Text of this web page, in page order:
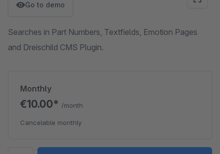
Go to demo
Searches in Part Numbers, Textfields, Emotion Pages
and Dreischild CMS Plugin.
Monthly
€10.00* /month
Cancelable monthly